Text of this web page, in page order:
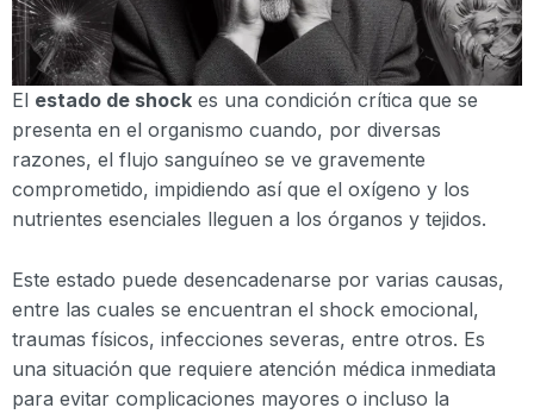
El estado de shock es una condición crítica que se
presenta en el organismo cuando, por diversas
razones, el flujo sanguíneo se ve gravemente
comprometido, impidiendo así que el oxígeno y los
nutrientes esenciales lleguen a los órganos y tejidos.
Este estado puede desencadenarse por varias causas,
entre las cuales se encuentran el shock emocional,
traumas físicos, infecciones severas, entre otros. Es
una situación que requiere atención médica inmediata
para evitar complicaciones mayores o incluso la